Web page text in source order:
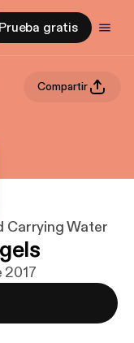
Prueba gratis
Compartir
Carrying Water
2017